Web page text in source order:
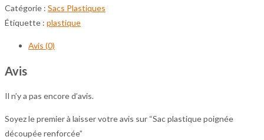
Catégorie : Sacs Plastiques
Étiquette : plastique
Avis (0)
Avis
Il n’y a pas encore d’avis.
Soyez le premier à laisser votre avis sur “Sac plastique poignée
découpée renforcée”